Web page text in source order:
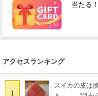
当たる
アクセスランキング
1
スイカの皮は